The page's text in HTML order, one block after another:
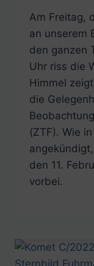
Am Freitag,
an unserem
den ganzen
Uhr riss die
Himmel
die
(ZTF). Wie
den 11.
vorbei.